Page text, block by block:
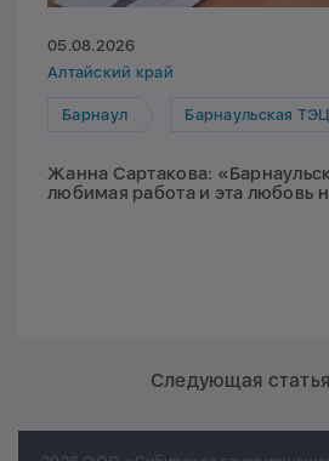
05.08.2026
Алтайский край
Барнаул Барнаульская
Жанна Сартакова:
любимая работа и эта любовь
Следующая статья